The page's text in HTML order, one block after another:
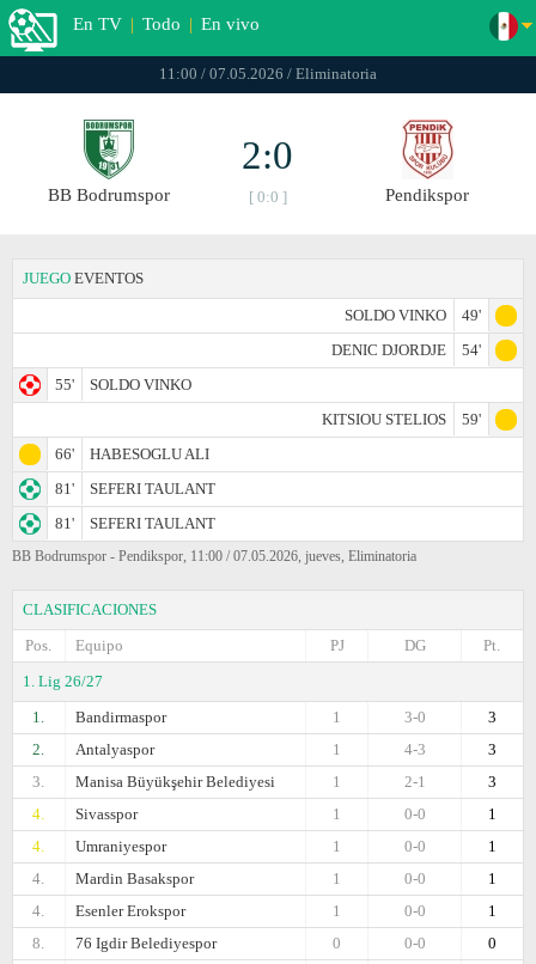
En TV | Todo | En vivo
11:00 / 07.05.2026 / Eliminatoria
BB Bodrumspor
2:0
[ 0:0 ] Pendikspor
JUEGO EVENTOS
SOLDO VINKO
49'
DENIC DJORDJE
54'
55'
SOLDO VINKO
KITSIOU STELIOS
59'
66'
HABESOGLU ALI
81'
SEFERI TAULANT
81'
SEFERI TAULANT
BB Bodrumspor - Pendikspor, 11:00 / 07.05.2026, jueves, Eliminatoria
CLASIFICACIONES
Pos.
Equipo Pt.
DG
PJ
1. Lig 26/27
1.
Bandirmaspor 3
3-0
1
2.
Antalyaspor 3
4-3
1
3.
Manisa Büyükşehir Belediyesi 3
2-1
1
4.
Sivasspor 1
0-0
1
4.
Umraniyespor 1
0-0
1
4.
Mardin Basakspor 1
0-0
1
4.
Esenler Erokspor 1
0-0
1
8.
76 Igdir Belediyespor 0
0-0
0